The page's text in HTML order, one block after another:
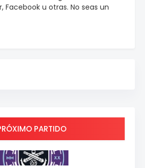
u otras. No seas un
PARTIDO